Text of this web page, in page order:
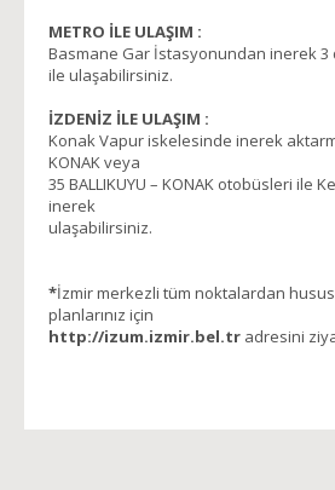
METRO İLE ULAŞIM :
Basmane Gar İstasyonundan inerek
ile ulaşabilirsiniz.
İZDENİZ İLE ULAŞIM :
Konak Vapur iskelesinde inerek
KONAK veya
35 BALLIKUYU – KONAK otobüsleri ile
inerek
ulaşabilirsiniz.
*İzmir merkezli tüm noktalardan
planlarınız için
http://izum.izmir.bel.tr adresini